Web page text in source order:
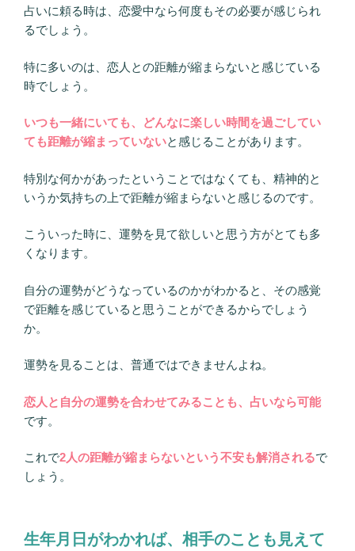
占いに頼る時は、恋愛中なら何度もその必要が感じられ
るでしょう。
特に多いのは、恋人との距離が縮まらないと感じている
時でしょう。
いつも一緒にいても、どんなに楽しい時間を過ごしてい
ても距離が縮まっていないと感じることがあります。
特別な何かがあったということではなくても、精神的と
いうか気持ちの上で距離が縮まらないと感じるのです。
こういった時に、運勢を見て欲しいと思う方がとても多
くなります。
自分の運勢がどうなっているのかがわかると、その感覚
で距離を感じていると思うことができるからでしょう
か。
運勢を見ることは、普通ではできませんよね。
恋人と自分の運勢を合わせてみることも、占いなら可能
です。
これで2人の距離が縮まらないという不安も解消されるで
しょう。
生年月日がわかれば、相手のことも見えて